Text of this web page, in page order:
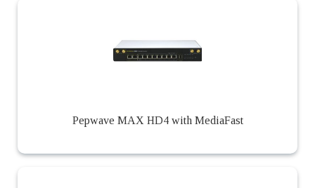
Pepwave MAX HD4 with MediaFast